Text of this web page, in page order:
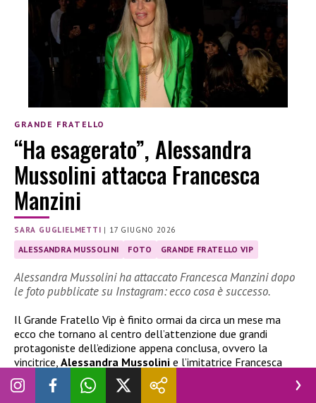
GRANDE FRATELLO
“Ha esagerato”, Alessandra
Mussolini attacca Francesca
Manzini
SARA GUGLIELMETTI | 17 GIUGNO 2026
ALESSANDRA MUSSOLINI FOTO GRANDE FRATELLO VIP
Alessandra Mussolini ha attaccato Francesca Manzini dopo
le foto pubblicate su Instagram: ecco cosa è successo.
Il Grande Fratello Vip è finito ormai da circa un mese ma
ecco che tornano al centro dell’attenzione due grandi
protagoniste dell’edizione appena conclusa, ovvero la
vincitrice, Alessandra Mussolini e l’imitatrice Francesca
Manzini. Le due sono state protagoniste di un siparietto
social che è già diventato virale, nato dopo alcune foto